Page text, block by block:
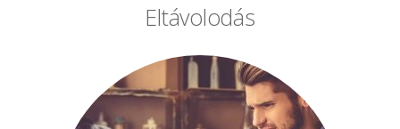
Eltávolodás